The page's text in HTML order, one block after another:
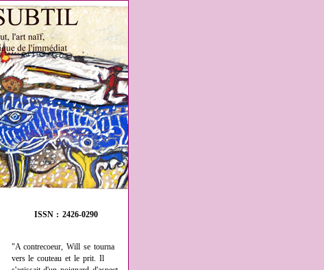
ISSN : 2426-0290
"A contrecoeur, Will se tourna
vers le couteau et le prit. Il